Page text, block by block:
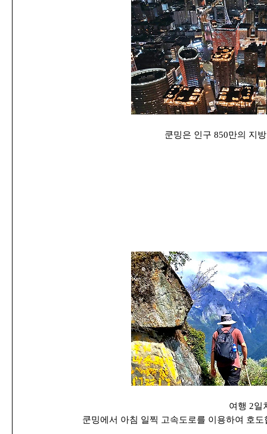
쿤밍은 인구 850만의 지
여행 2일
쿤밍에서 아침 일찍 고속도로를 이용하여 호